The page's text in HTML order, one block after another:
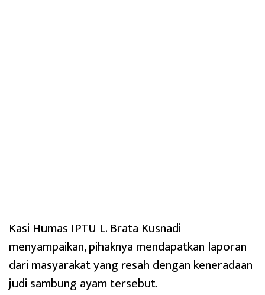
Kasi Humas IPTU L. Brata Kusnadi
menyampaikan, pihaknya mendapatkan laporan
dari masyarakat yang resah dengan keneradaan
judi sambung ayam tersebut.